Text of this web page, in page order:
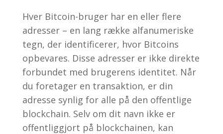
Hver Bitcoin-bruger har en eller flere
adresser – en lang række alfanumeriske
tegn, der identificerer, hvor Bitcoins
opbevares. Disse adresser er ikke direkte
forbundet med brugerens identitet. Når
du foretager en transaktion, er din
adresse synlig for alle på den offentlige
blockchain. Selv om dit navn ikke er
offentliggjort på blockchainen, kan